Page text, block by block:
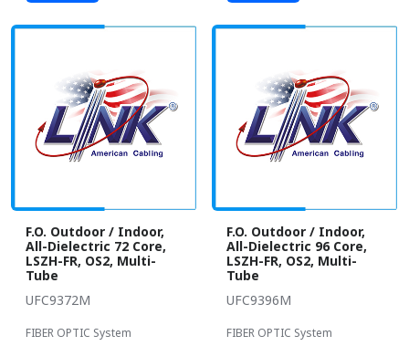
F.O. Outdoor / Indoor,
All-Dielectric 72 Core,
LSZH-FR, OS2, Multi-
Tube
UFC9372M
FIBER OPTIC System
F.O. Outdoor / Indoor,
All-Dielectric 96 Core,
LSZH-FR, OS2, Multi-
Tube
UFC9396M
FIBER OPTIC System